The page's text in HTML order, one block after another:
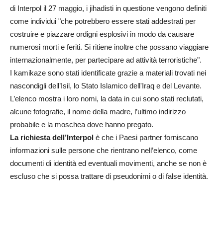
di Interpol il 27 maggio, i jihadisti in questione vengono definiti
come individui "che potrebbero essere stati addestrati per
costruire e piazzare ordigni esplosivi in modo da causare
numerosi morti e feriti. Si ritiene inoltre che possano viaggiare
internazionalmente, per partecipare ad attività terroristiche".
I kamikaze sono stati identificate grazie a materiali trovati nei
nascondigli dell’Isil, lo Stato Islamico dell'Iraq e del Levante.
L’elenco mostra i loro nomi, la data in cui sono stati reclutati,
alcune fotografie, il nome della madre, l’ultimo indirizzo
probabile e la moschea dove hanno pregato.
La richiesta dell’Interpol è che i Paesi partner forniscano
informazioni sulle persone che rientrano nell’elenco, come
documenti di identità ed eventuali movimenti, anche se non è
escluso che si possa trattare di pseudonimi o di false identità.